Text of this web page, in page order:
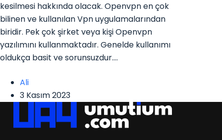
kesilmesi hakkında olacak. Openvpn en çok
bilinen ve kullanılan Vpn uygulamalarından
biridir. Pek çok şirket veya kişi Openvpn
yazılımını kullanmaktadır. Genelde kullanımı
oldukça basit ve sorunsuzdur.…
Ali
3 Kasım 2023